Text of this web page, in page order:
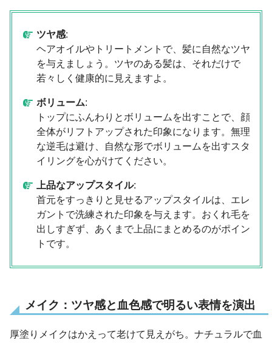
ツヤ感:
ヘアオイルやトリートメントで、髪に自然なツヤ
を与えましょう。ツヤのある髪は、それだけで
若々しく健康的に見えますよ。
ボリューム:
トップにふんわりとボリュームを出すことで、顔
全体がリフトアップされた印象になります。無理
な逆毛は避け、自然な形でボリュームを出すスタ
イリングを心がけてください。
上品なアップスタイル:
首元をすっきりと見せるアップスタイルは、エレ
ガントで洗練された印象を与えます。おくれ毛を
出しすぎず、あくまで上品にまとめるのがポイン
トです。
メイク：ツヤ感と血色感で明るい表情を演出
厚塗りメイクはかえって老けて見えがち。ナチュラルで血